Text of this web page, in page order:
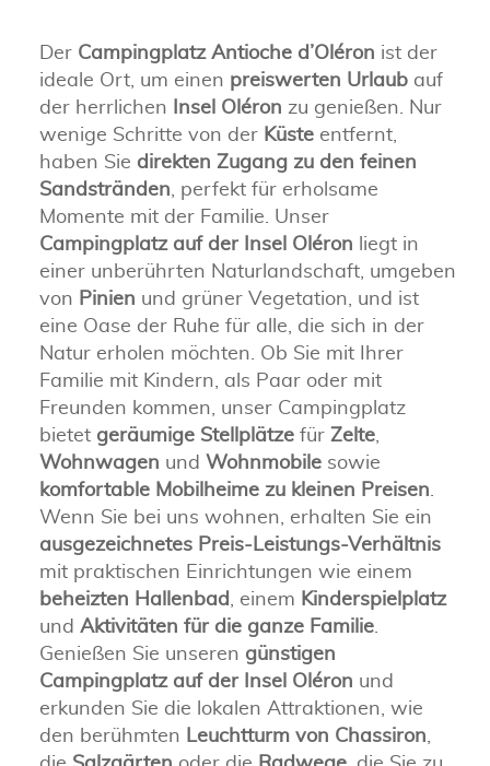
DerCampingplatz Antioche d’Oléron ist der
ideale Ort, um einen preiswerten Urlaubauf
der herrlichen Insel Oléron zu genießen. Nur
wenige Schritte von der Küsteentfernt,
haben Sie direkten Zugang zu den feinen
Sandstränden, perfekt für erholsame
Momente mit der Familie. Unser
Campingplatz auf der Insel Oléron liegt in
einer unberührten Naturlandschaft, umgeben
von Pinien und grüner Vegetation, und ist
eine Oase der Ruhe für alle, die sich in der
Natur erholen möchten. Ob Sie mit Ihrer
Familie mit Kindern, als Paar oder mit
Freunden kommen, unser Campingplatz
bietet geräumige Stellplätzefür Zelte,
Wohnwagen und Wohnmobilesowie
komfortable Mobilheime zu kleinen Preisen.
Wenn Sie bei uns wohnen, erhalten Sie ein
ausgezeichnetes Preis-Leistungs-Verhältnis
mit praktischen Einrichtungen wie einem
beheizten Hallenbad, einem Kinderspielplatz
und Aktivitäten für die ganze Familie.
Genießen Sie unseren günstigen
Campingplatz auf der Insel Oléron und
erkunden Sie die lokalen Attraktionen, wie
den berühmten Leuchtturm von Chassiron,